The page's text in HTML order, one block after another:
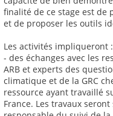
finalité de ce stage est de
et de proposer les outils
Les activités impliqueront :
- des échanges avec les
ARB et experts des
climatique et de la GRC
ressource ayant travaillé
France. Les travaux